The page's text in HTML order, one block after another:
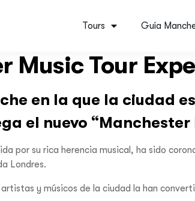
Tours Guía
Music Tour
en la que la ciudad
el nuevo “Manchester
por su rica herencia musical, ha sido
Londres.
y músicos de la ciudad la han